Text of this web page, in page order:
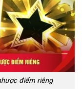
điểm riêng